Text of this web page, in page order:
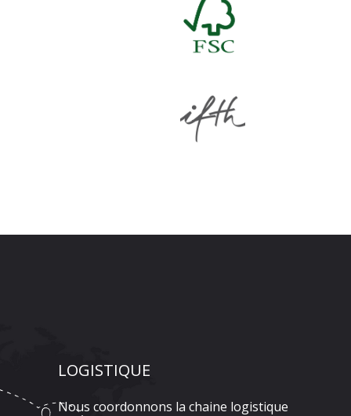
LOGISTIQUE
Nous coordonnons la chaine logistique